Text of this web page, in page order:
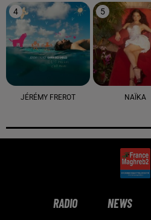
4
JÉRÉMY FREROT
5
NAÏKA
RADIO NEWS